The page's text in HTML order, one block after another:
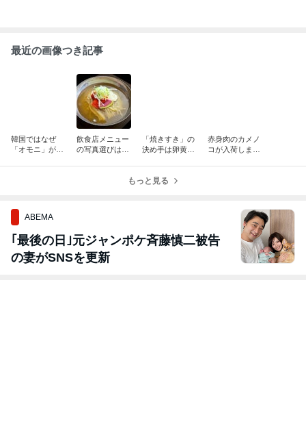
最近の画像つき記事
韓国ではなぜ
「オモニ」が看
飲食店メニュー
の写真選びは料
「焼きすき」の
決め手は卵黄だ
する焼肉屋の食
赤身肉のカメノ
コが入荷しまし
もっと見る
ABEMA
｢最後の日｣元ジャンポケ斉藤慎二被告
の妻がSNSを更新